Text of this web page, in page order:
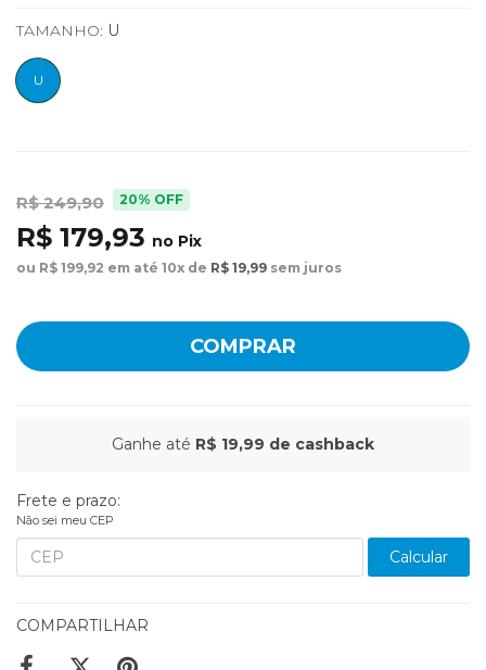
TAMANHO: U
U
R$ 249,90 20% OFF
R$ 179,93 no Pix
ou R$ 199,92 em até 10x de R$ 19,99 sem juros
COMPRAR
Ganhe até R$ 19,99 de cashback
Frete e prazo:
Não sei meu CEP
Calcular
COMPARTILHAR